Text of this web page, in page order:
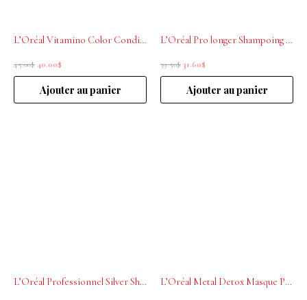
L’Oréal Vitamino Color Conditioner Professionnel 500ml
45.00$ 40.00$
Ajouter au panier
L’Oréal Pro longer Shampoing rénovateur de longueurs 500ml
39.50$31.60$
Ajouter au panier
L’Oréal Professionnel Silver Shampoing 500mL L’Oréal Metal Detox Masque Professionnel 250mL